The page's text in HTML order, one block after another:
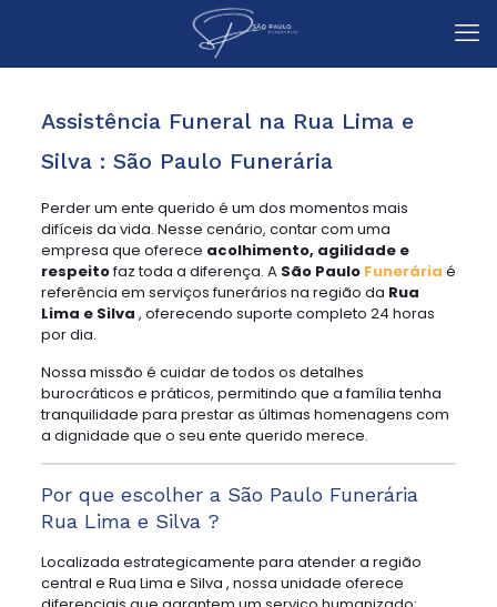
Assistência Funeral na Rua Lima e
Silva : São Paulo Funerária
Perder um ente querido é um dos momentos mais
difíceis da vida. Nesse cenário, contar com uma
empresa que oferece acolhimento, agilidade e
respeitofaz toda a diferença. A São Paulo Funerária é
referência em serviços funerários na região da Rua
Lima e Silva , oferecendo suporte completo 24 horas
por dia.
Nossa missão é cuidar de todos os detalhes
burocráticos e práticos, permitindo que a família tenha
tranquilidade para prestar as últimas homenagens com
a dignidade que o seu ente querido merece.
Por que escolher a São Paulo Funerária
Rua Lima e Silva ?
Localizada estrategicamente para atender a região
central e Rua Lima e Silva , nossa unidade oferece